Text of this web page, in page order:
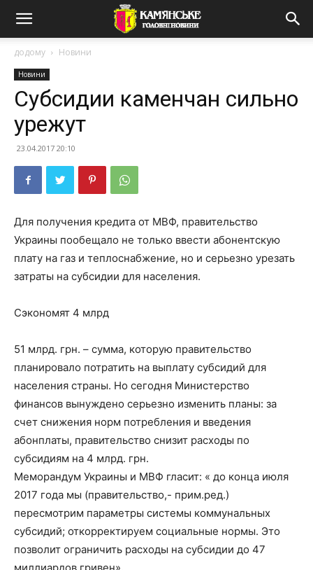
додому Новини
Новини
Субсидии каменчан сильно
урежут
23.04.2017 20:10
Для получения кредита от МВФ, правительство
Украины пообещало не только ввести абонентскую
плату на газ и теплоснабжение, но и серьезно урезать
затраты на субсидии для населения.
Сэкономят 4 млрд
51 млрд. грн. – сумма, которую правительство
планировало потратить на выплату субсидий для
населения страны. Но сегодня Министерство
финансов вынуждено серьезно изменить планы: за
счет снижения норм потребления и введения
абонплаты, правительство снизит расходы по
субсидиям на 4 млрд. грн.
Меморандум Украины и МВФ гласит: « до конца июля
2017 года мы (правительство,- прим.ред.)
пересмотрим параметры системы коммунальных
субсидий; откорректируем социальные нормы. Это
позволит ограничить расходы на субсидии до 47